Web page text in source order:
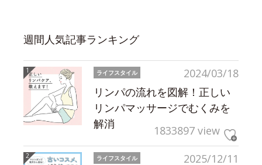
週間人気記事ランキング
2024/03/18
ライフスタイル
リンパの流れを図解！正しい
リンパマッサージでむくみを
解消
1833897 view
2025/12/11
ライフスタイル